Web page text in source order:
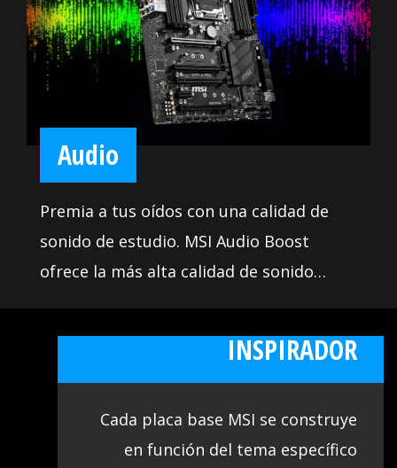
Audio
Premia a tus oídos con una calidad de
sonido de estudio. MSI Audio Boost
ofrece la más alta calidad de sonido
audio de primera calidad. Esto le permite
disfrutar de un sonido impresionante
experiencia de sonido más envolvente.
EMOCIONANTE E
INSPIRADOR
Cada placa base MSI se construye
en función del tema específico